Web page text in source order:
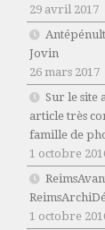
29 avril 2017
Jovin
26 mars 2017
Sur le site
article très
famille de
1 octobre
1 octobre